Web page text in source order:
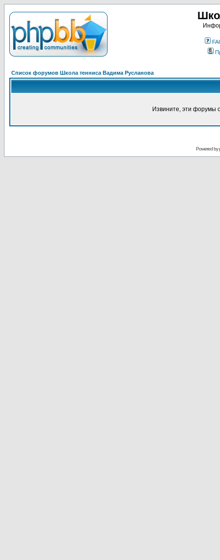
Список форумов Школа тенниса Вадима Русланова
Извините, эти форумы
Powered by